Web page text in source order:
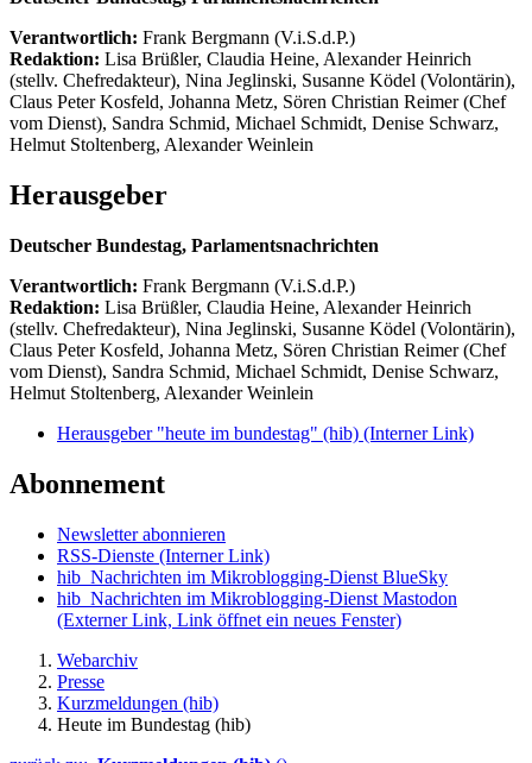
Verantwortlich: Frank Bergmann (V.i.S.d.P.)
Redaktion: Lisa Brüßler, Claudia Heine, Alexander Heinrich
(stellv. Chefredakteur), Nina Jeglinski, Susanne Ködel (Volontärin),
Claus Peter Kosfeld, Johanna Metz, Sören Christian Reimer (Chef
vom Dienst), Sandra Schmid, Michael Schmidt, Denise Schwarz,
Helmut Stoltenberg, Alexander Weinlein
Herausgeber
Deutscher Bundestag, Parlamentsnachrichten
Verantwortlich: Frank Bergmann (V.i.S.d.P.)
Redaktion: Lisa Brüßler, Claudia Heine, Alexander Heinrich
(stellv. Chefredakteur), Nina Jeglinski, Susanne Ködel (Volontärin),
Claus Peter Kosfeld, Johanna Metz, Sören Christian Reimer (Chef
vom Dienst), Sandra Schmid, Michael Schmidt, Denise Schwarz,
Helmut Stoltenberg, Alexander Weinlein
Herausgeber "heute im bundestag" (hib) (Interner Link)
Abonnement
Newsletter abonnieren
RSS-Dienste (Interner Link)
hib_Nachrichten im Mikroblogging-Dienst BlueSky
hib_Nachrichten im Mikroblogging-Dienst Mastodon
(Externer Link, Link öffnet ein neues Fenster)
Webarchiv
Presse
Kurzmeldungen (hib)
Heute im Bundestag (hib)